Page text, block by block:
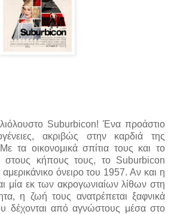
Suburbicon! Ένα προάστιο
ακριβώς στην καρδιά της
τα οικονομικά σπίτια τους και το
στους κήπους τους, το Suburbicon
όνειρο του 1957. Αν και η
μία εκ των ακρογωνιαίων λίθων στη
η ζωή τους ανατρέπεται ξαφνικά
δέχονται από αγνώστους μέσα στο